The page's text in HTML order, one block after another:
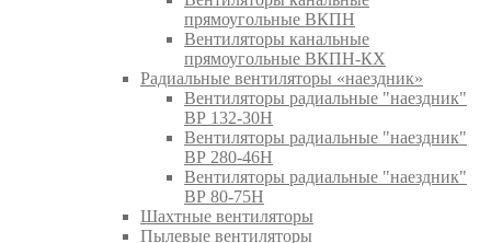
прямоугольные ВКПН
Вентиляторы канальные
прямоугольные ВКПН-КХ
Радиальные вентиляторы «наездник»
Вентиляторы радиальные "наездник"
ВР 132-30Н
Вентиляторы радиальные "наездник"
ВР 280-46Н
Вентиляторы радиальные "наездник"
ВР 80-75Н
Шахтные вентиляторы
Пылевые вентиляторы